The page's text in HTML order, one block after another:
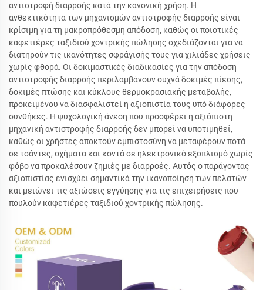
αντιστροφή διαρροής κατά την κανονική χρήση. Η
ανθεκτικότητα των μηχανισμών αντιστροφής διαρροής είναι
κρίσιμη για τη μακροπρόθεσμη απόδοση, καθώς οι ποιοτικές
καφετιέρες ταξιδιού χοντρικής πώλησης σχεδιάζονται για να
διατηρούν τις ικανότητες σφράγισής τους για χιλιάδες χρήσεις
χωρίς φθορά. Οι δοκιμαστικές διαδικασίες για την απόδοση
αντιστροφής διαρροής περιλαμβάνουν συχνά δοκιμές πίεσης,
δοκιμές πτώσης και κύκλους θερμοκρασιακής μεταβολής,
προκειμένου να διασφαλιστεί η αξιοπιστία τους υπό διάφορες
συνθήκες. Η ψυχολογική άνεση που προσφέρει η αξιόπιστη
μηχανική αντιστροφής διαρροής δεν μπορεί να υποτιμηθεί,
καθώς οι χρήστες αποκτούν εμπιστοσύνη να μεταφέρουν ποτά
σε τσάντες, οχήματα και κοντά σε ηλεκτρονικό εξοπλισμό χωρίς
φόβο να προκαλέσουν ζημιές με διαρροές. Αυτός ο παράγοντας
αξιοπιστίας ενισχύει σημαντικά την ικανοποίηση των πελατών
και μειώνει τις αξιώσεις εγγύησης για τις επιχειρήσεις που
πουλούν καφετιέρες ταξιδιού χοντρικής πώλησης.